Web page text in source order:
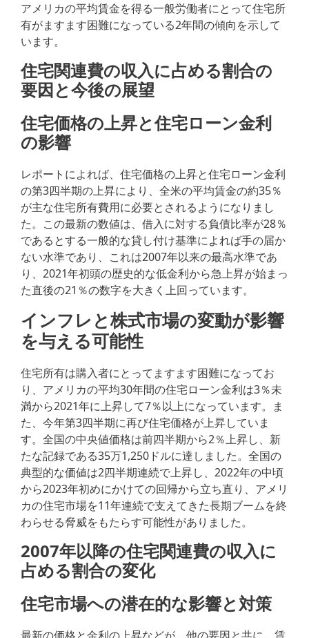
アメリカの平均賃金を得る一般労働者にとって住宅所
有がますます困難になっている2年間の傾向を示して
います。
住宅関連費の収入に占める割合の
要因と今後の展望
住宅価格の上昇と住宅ローン金利
の影響
レポートによれば、住宅価格の上昇と住宅ローン金利
の第3四半期の上昇により、全米の平均賃金の約35％
が主な住宅所有費用に必要とされるようになりまし
た。この最新の数値は、借入に対する負債比率が28％
であるとする一般的な貸し付け基準によれば手の届か
ない水準であり、これは2007年以来の最高水準であ
り、2021年初頭の歴史的な低金利から急上昇が始まっ
た直後の21％の数字を大きく上回っています。
インフレと株式市場の変動が影響
を与える可能性
住宅所有は購入者にとってますます困難になってお
り、アメリカの平均30年間の住宅ローン金利は3％未
満から2021年に上昇して7％以上になっています。ま
た、今年第3四半期に再び住宅価格が上昇していま
す。全国の中央値価格は前四半期から2％上昇し、新
たな記録である35万1,250ドルに達しました。全国の
典型的な価値は2四半期連続で上昇し、2022年の中頃
から2023年初めにかけての回帰から立ち直り、アメリ
カの住宅市場を11年連続で支えてきた長期ブームを終
わらせる脅威をもたらす可能性がありました。
2007年以降の住宅関連費の収入に
占める割合の変化
住宅市場への潜在的な影響と対策